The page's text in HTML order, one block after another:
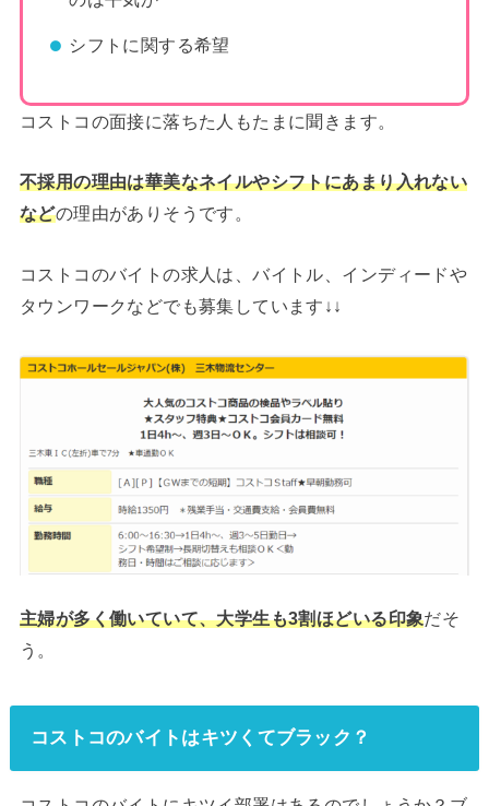
シフトに関する希望
コストコの面接に落ちた人もたまに聞きます。
不採用の理由は華美なネイルやシフトにあまり入れない
などの理由がありそうです。
コストコのバイトの求人は、バイトル、インディードや
タウンワークなどでも募集しています↓↓
主婦が多く働いていて、大学生も3割ほどいる印象だそ
う。
コストコのバイトはキツくてブラック？